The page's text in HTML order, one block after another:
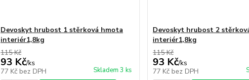
Devoskyt hrubost 1 stěrková hmota
interiér1,8kg
115 Kč
93 Kč/ks
77 Kč bez DPH Skladem 3 ks
Devoskyt hrubost 2
interiér1,8kg
115 Kč
93 Kč/ks
77 Kč bez DPH